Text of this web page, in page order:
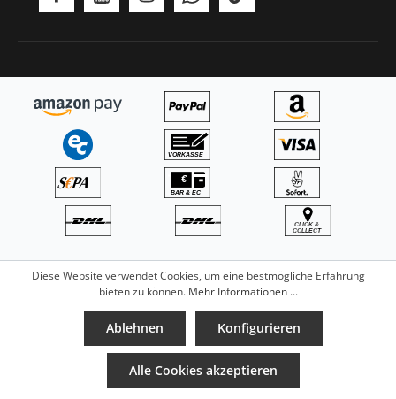
© 2026 Musikhaus Rimmel GmbH - music sounds better
with you.
*Preise inkl. MwSt. zzgl.Versandkosten. Ab 100,-€
versandkostenfrei.
Diese Website verwendet Cookies, um eine bestmögliche Erfahrung
bieten zu können. Mehr Informationen ...
Ablehnen Konfigurieren
Alle Cookies akzeptieren